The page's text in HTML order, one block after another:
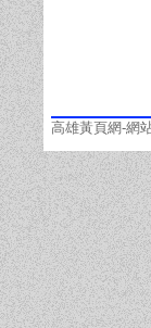
高雄黃頁網-網